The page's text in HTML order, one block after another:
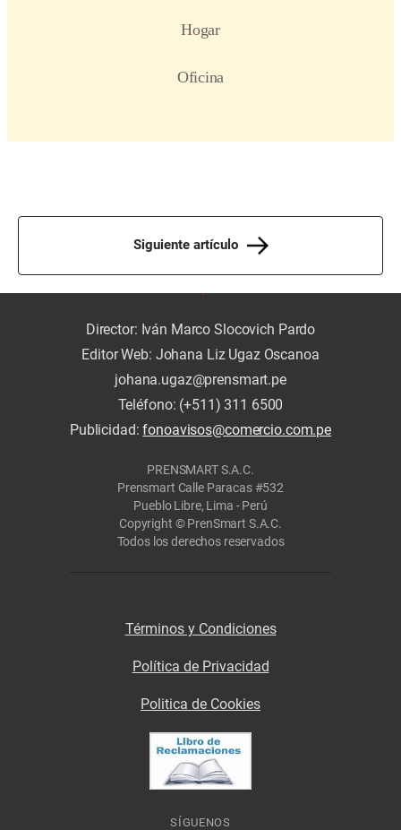
Siguiente artículo
Director: Iván Marco Slocovich Pardo
Editor Web: Johana Liz Ugaz Oscanoa
johana.ugaz@prensmart.pe
Teléfono: (+511) 311 6500
Publicidad:fonoavisos@comercio.com.pe
PRENSMART S.A.C.
Prensmart Calle Paracas #532
Pueblo Libre, Lima - Perú
Copyright © PrenSmart S.A.C.
Todos los derechos reservados
Términos y Condiciones
Política de Privacidad
Politica de Cookies
SÍGUENOS